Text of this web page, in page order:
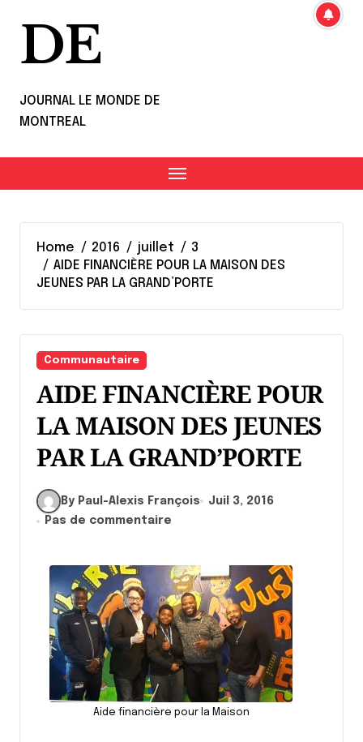
DE
JOURNAL LE MONDE DE
MONTREAL
Home 2016 juillet
3
AIDE FINANCIÈRE POUR LA MAISON DES
JEUNES PAR LA GRAND’PORTE
Communautaire
AIDE FINANCIÈRE POUR
LA MAISON DES JEUNES
PAR LA GRAND’PORTE
By Paul-Alexis François
Juil 3, 2016
Pas de commentaire
Aide financière pour la Maison